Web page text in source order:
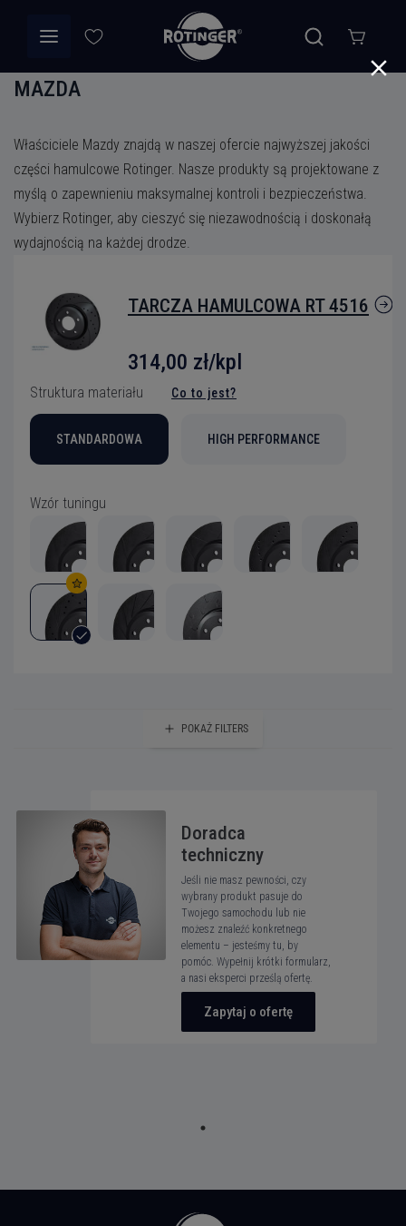
MAZDA
Właściciele Mazdy znajdą w naszej ofercie najwyższej jakości
części hamulcowe Rotinger. Nasze produkty są projektowane z
myślą o zapewnieniu maksymalnej kontroli i bezpieczeństwa.
Wybierz Rotinger, aby cieszyć się niezawodnością i doskonałą
wydajnością na każdej drodze.
TARCZA HAMULCOWA RT 4516
314,00 zł/kpl
Struktura materiału Co to jest?
STANDARDOWA HIGH PERFORMANCE
Wzór tuningu
POKAŻ FILTERS
Doradca
techniczny
Jeśli nie masz pewności, czy
wybrany produkt pasuje do
Twojego samochodu lub nie
możesz znaleźć konkretnego
elementu – jesteśmy tu, by
pomóc. Wypełnij krótki formularz,
a nasi eksperci prześlą ofertę.
Zapytaj o ofertę
Zgadzam się na otrzymanie oferty handlowej i
akceptuję regulamin sklepu.*
Przeczytałem i akceptuję Warunki i Politykę
prywatności
*
Zestaw plików cookies służących do zbierania informacji
i raportowania statystyk użytkowania serwisu bez
personalnej identyfikacji poszczególnych osób
odwiedzających Google.
Gotowe
Nie masz konta?
Korzyści z własnego konta:
- dostęp do ciekawych promocji, kodów zniżkowych i rabatów;
- szybsze zamówienia - twoje dane będą zapisane w systemie;